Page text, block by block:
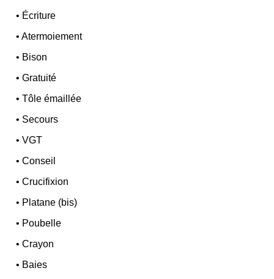
• Écriture
•Atermoiement
• Bison
•Gratuité
•Tôle émaillée
• Secours
•VGT
•Conseil
•Crucifixion
• Platane (bis)
• Poubelle
•Crayon
• Baies